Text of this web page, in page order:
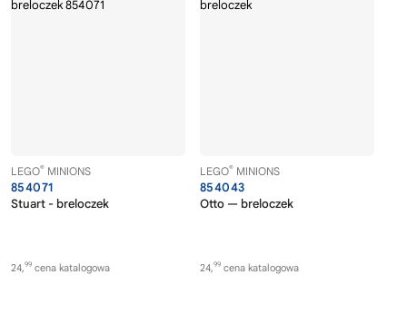
LEGO® MINIONS
854071
Stuart - breloczek
24,99 cena katalogowa
LEGO® MINIONS
854043
Otto — breloczek
24,99 cena katalogowa